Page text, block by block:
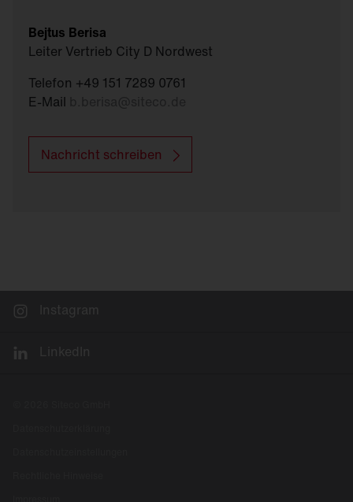
Bejtus Berisa
Leiter Vertrieb City D Nordwest
Telefon +49 151 7289 0761
E-Mail
Nachricht schreiben
Instagram
LinkedIn